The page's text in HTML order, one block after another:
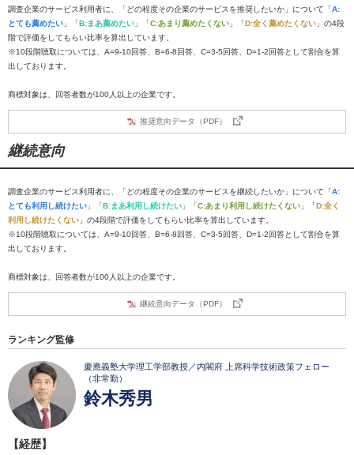
調査企業のサービス利用者に、「どの程度その企業のサービスを推奨したいか」について「A:
とても薦めたい 」「B:まあ薦めたい 」「C:あまり薦めたくない 」「D:全く薦めたくない 」の4段
階で評価をしてもらい比率を算出しています。
※10段階聴取については、A=9-10回答、B=6-8回答、C=3-5回答、D=1-2回答として割合を算
出しております。
商標対象は、回答者数が100人以上の企業です。
推奨意向データ（PDF）
継続意向
調査企業のサービス利用者に、「どの程度その企業のサービスを継続したいか」について「A:
とても利用し続けたい 」「B:まあ利用し続けたい 」「C:あまり利用し続けたくない 」「D:全く
利用し続けたくない 」の4段階で評価をしてもらい比率を算出しています。
※10段階聴取については、A=9-10回答、B=6-8回答、C=3-5回答、D=1-2回答として割合を算
出しております。
商標対象は、回答者数が100人以上の企業です。
継続意向データ（PDF）
ランキング監修
慶應義塾大学理工学部教授／内閣府 上席科学技術政策フェロー
（非常勤）
鈴木秀男
【経歴】